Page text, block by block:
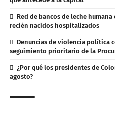
Red de bancos de leche
recién nacidos hospitalizados
Denuncias de violencia política
seguimiento prioritario de la
¿Por qué los presidentes de
agosto?